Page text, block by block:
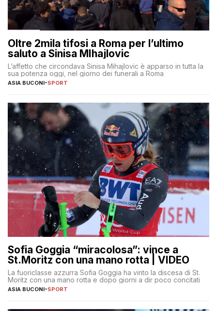
Oltre 2mila tifosi a Roma per l’ultimo
saluto a Sinisa MIhajlovic
L’affetto che circondava Sinisa Mihajlovic è apparso in tutta la
sua potenza oggi, nel giorno dei funerali a Roma
ASIA BUCONI-SPORT
Sofia Goggia “miracolosa”: vince a
St.Moritz con una mano rotta | VIDEO
La fuoriclasse azzurra Sofia Goggia ha vinto la discesa di St.
Moritz con una mano rotta e dopo giorni a dir poco concitati
ASIA BUCONI-SPORT